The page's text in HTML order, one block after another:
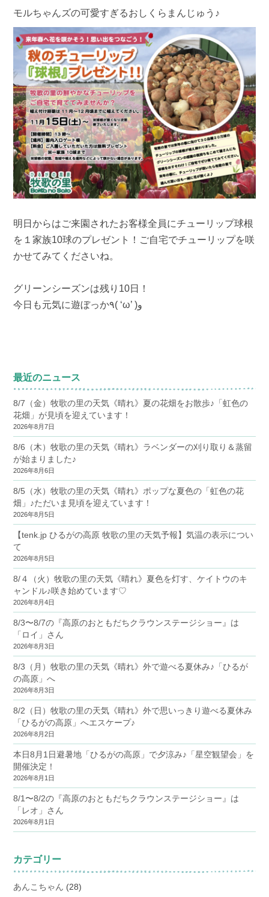
モルちゃんズの可愛すぎるおしくらまんじゅう♪
明日からはご来園されたお客様全員にチューリップ球根
を１家族10球のプレゼント！ご自宅でチューリップを咲
かせてみてくださいね。
グリーンシーズンは残り10日！
今日も元気に遊ぼっか٩( ‘ω’ )و
最近のニュース
8/7（金）牧歌の里の天気《晴れ》夏の花畑をお散歩♪「虹色の
花畑」が見頃を迎えています！
2026年8月7日
8/6（木）牧歌の里の天気《晴れ》ラベンダーの刈り取り＆蒸留
が始まりました♪
2026年8月6日
8/5（水）牧歌の里の天気《晴れ》ポップな夏色の「虹色の花
畑」♪ただいま見頃を迎えています！
2026年8月5日
【tenk.jp ひるがの高原 牧歌の里の天気予報】気温の表示につい
て
2026年8月5日
8/４（火）牧歌の里の天気《晴れ》夏色を灯す、ケイトウのキ
ャンドル♪咲き始めています♡
2026年8月4日
8/3〜8/7の『高原のおともだちクラウンステージショー』は
「ロイ」さん
2026年8月3日
8/3（月）牧歌の里の天気《晴れ》外で遊べる夏休み♪「ひるが
の高原」へ
2026年8月3日
8/2（日）牧歌の里の天気《晴れ》外で思いっきり遊べる夏休み
「ひるがの高原」へエスケープ♪
2026年8月2日
本日8月1日避暑地「ひるがの高原」で夕涼み♪「星空観望会」を
開催決定！
2026年8月1日
8/1〜8/2の『高原のおともだちクラウンステージショー』は
「レオ」さん
2026年8月1日
カテゴリー
あんこちゃん (28)